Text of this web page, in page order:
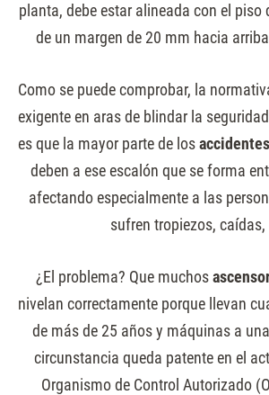
planta, debe estar alineada con el piso
de un margen de 20 mm hacia
Como se puede comprobar, la
exigente en aras de blindar la
es que la mayor parte de los
deben a ese escalón que se forma
afectando especialmente a las
sufren tropiezos, caídas,
¿El problema? Que muchos
nivelan correctamente porque llevan
de más de 25 años y máquinas a
circunstancia queda patente en el
Organismo de Control Autorizado